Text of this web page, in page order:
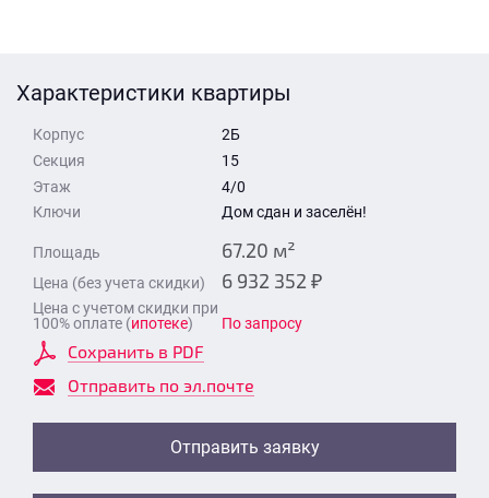
Характеристики квартиры
Корпус
2Б
Секция
15
Этаж
4/0
Ключи
Дом сдан и заселён!
Площадь 67.20 м²
Цена (без учета скидки) 6 932 352 ₽
Цена с учетом скидки при
100% оплате (ипотеке) По запросу
Сохранить в PDF
Отправить по эл.почте
Отправить заявку
Отправить
Отправить